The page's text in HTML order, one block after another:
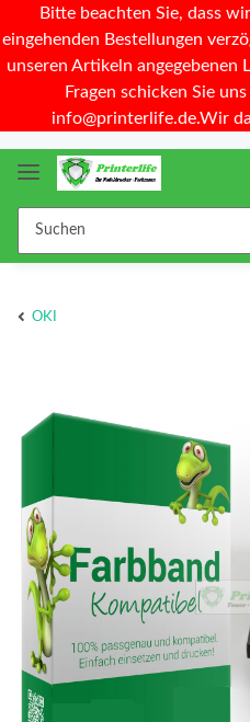
Bitte beachten Sie, dass
eingehenden Bestellungen
unseren Artikeln angegebenen
Fragen schicken Sie
info@printerlife.de.Wir
OKI